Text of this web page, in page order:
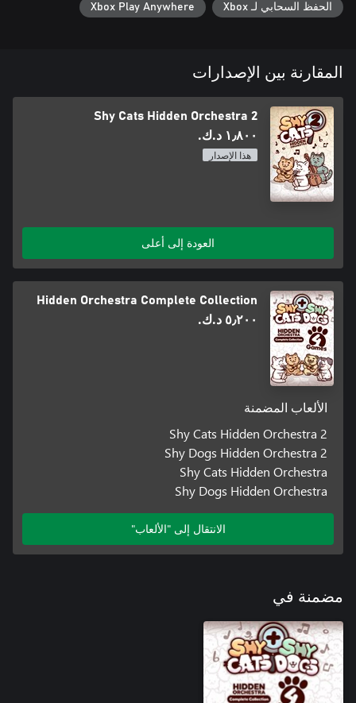
الحفظ السحابي لـ Xbox Xbox Play Anywhere
المقارنة بين الإصدارات
Shy Cats Hidden Orchestra 2
١٫٨٠٠ د.ك.‏
هذا الإصدار
العودة إلى أعلى
Hidden Orchestra Complete Collection
٥٫٢٠٠ د.ك.‏
الألعاب المضمنة
Shy Cats Hidden Orchestra 2
Shy Dogs Hidden Orchestra 2
Shy Cats Hidden Orchestra
Shy Dogs Hidden Orchestra
الانتقال إلى "الألعاب"
مضمنة في